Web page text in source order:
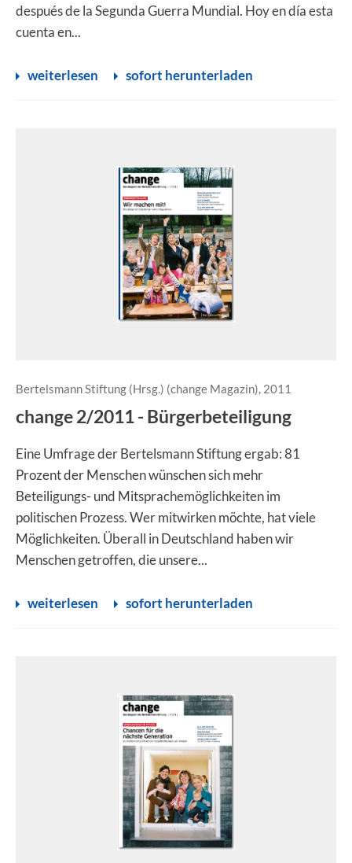
después de la Segunda Guerra Mundial. Hoy en día esta
cuenta en...
weiterlesen sofort herunterladen
Bertelsmann Stiftung (Hrsg.) (change Magazin), 2011
change 2/2011 - Bürgerbeteiligung
Eine Umfrage der Bertelsmann Stiftung ergab: 81
Prozent der Menschen wünschen sich mehr
Beteiligungs- und Mitsprachemöglichkeiten im
politischen Prozess. Wer mitwirken möchte, hat viele
Möglichkeiten. Überall in Deutschland haben wir
Menschen getroffen, die unsere...
weiterlesen sofort herunterladen